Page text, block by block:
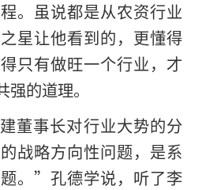
。虽说都是从农资行业
星让他看到的，更懂得
只有做旺一个行业，才
的道理。
董事长对行业大势的分
战略方向性问题，是系
。”孔德学说，听了李